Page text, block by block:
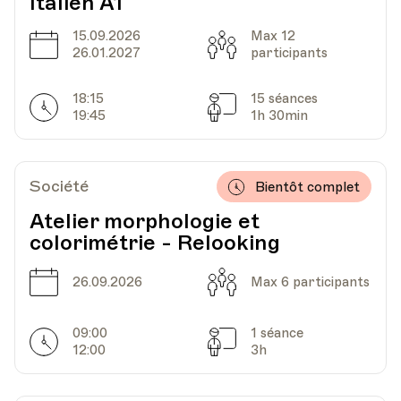
Date
09.09.2021 Heure
19.40
Lieu1005, Lausanne
Av. de Cour 33
Date16.09.2021 Heure
19.40
HEP - Haute Ecole Pédagogique
Av. de Cour 33
Date
23.09.2021 Heure
19.40
Date
15.09.2026
26.01.2027
Capacité
Max 12
participants
Horarires
18:15
19:45
Séances
15 séances
1h 30min
Société
Atelier morphologie et
colorimétrie - Relooking
Bientôt complet
Date
26.09.2026 Capacité
Max 6 participants
Horarires
09:00
12:00
Séances
1 séance
3h